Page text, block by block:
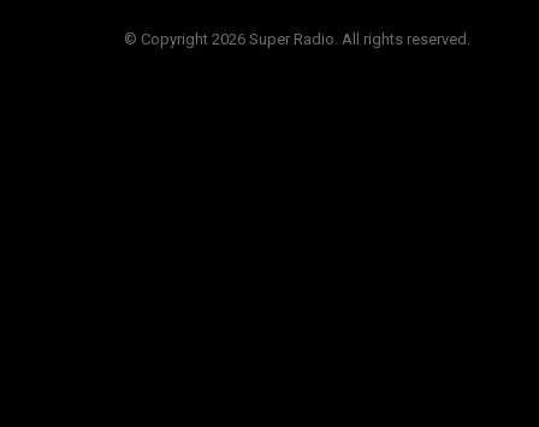
© Copyright 2026 Super Radio. All rights reserved.